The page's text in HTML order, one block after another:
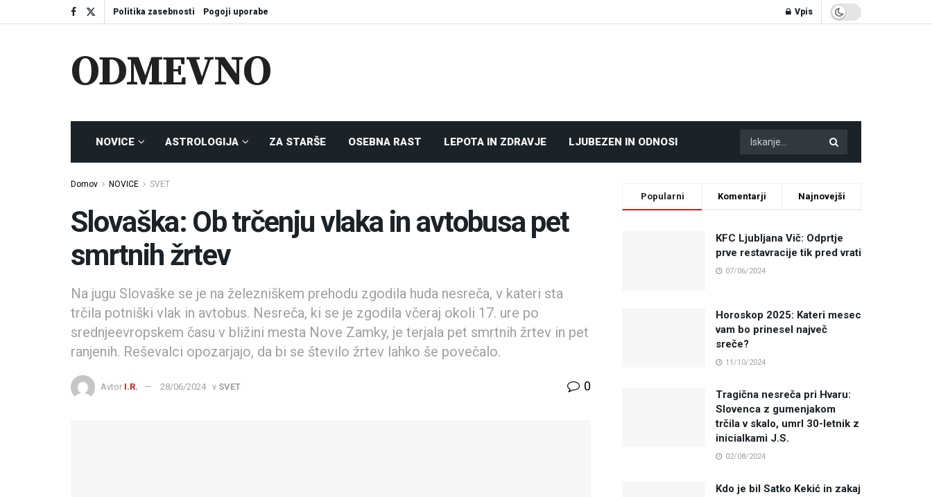
Politika zasebnosti Pogoji uporabe Vpis
ODMEVNO
NOVICE ASTROLOGIJA ZA STARŠE OSEBNA RAST LEPOTA IN ZDRAVJE LJUBEZEN IN ODNOSI
Domov NOVICE SVET
Slovaška: Ob trčenju vlaka in avtobusa pet
smrtnih žrtev
Na jugu Slovaške se je na železniškem prehodu zgodila huda nesreča, v kateri sta
trčila potniški vlak in avtobus. Nesreča, ki se je zgodila včeraj okoli 17. ure po
srednjeevropskem času v bližini mesta Nove Zamky, je terjala pet smrtnih žrtev in pet
ranjenih. Reševalci opozarjajo, da bi se število žrtev lahko še povečalo.
Avtor I.R. 28/06/2024 v SVET 0
Popularni Komentarji Najnovejši
KFC Ljubljana Vič: Odprtje
prve restavracije tik pred vrati
07/06/2024
Horoskop 2025: Kateri mesec
vam bo prinesel največ
sreče?
11/10/2024
Tragična nesreča pri Hvaru:
Slovenca z gumenjakom
trčila v skalo, umrl 30-letnik z
inicialkami J.S.
02/08/2024
Kdo je bil Satko Kekić in zakaj